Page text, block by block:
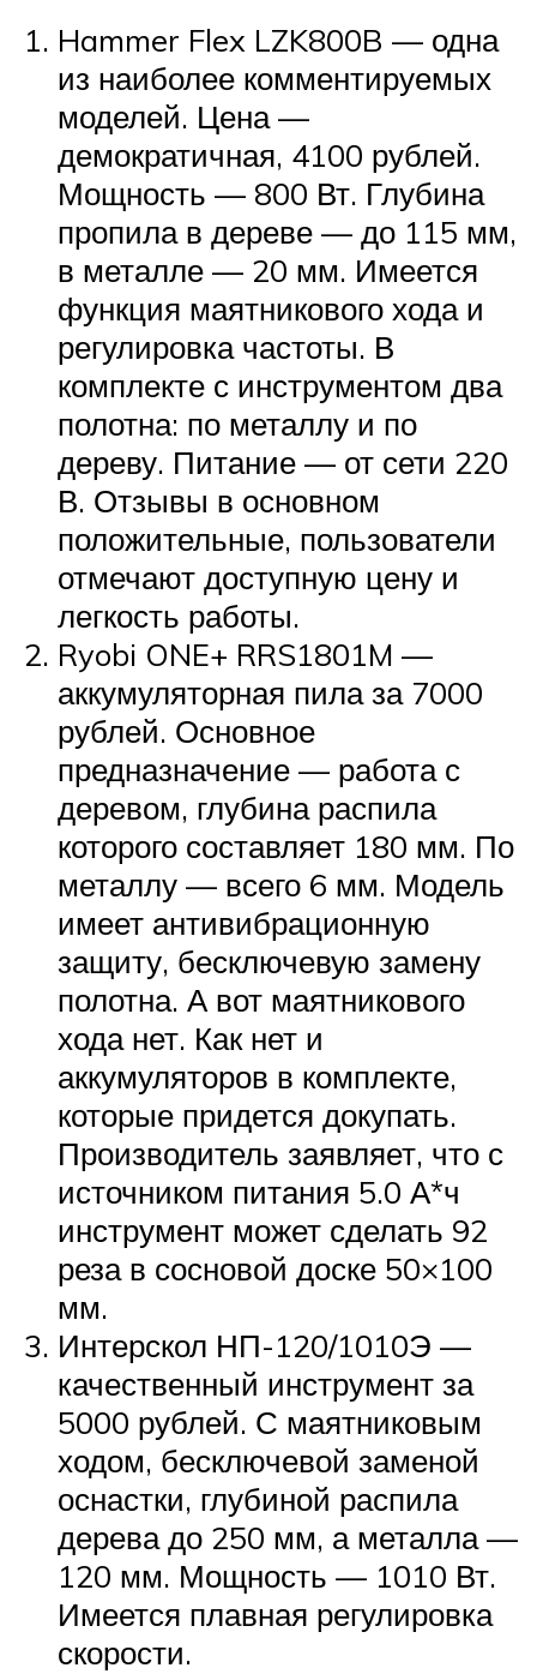
Hammer Flex LZK800B — одна
из наиболее комментируемых
моделей. Цена —
демократичная, 4100 рублей.
Мощность — 800 Вт. Глубина
пропила в дереве — до 115 мм,
в металле — 20 мм. Имеется
функция маятникового хода и
регулировка частоты. В
комплекте с инструментом два
полотна: по металлу и по
дереву. Питание — от сети 220
В. Отзывы в основном
положительные, пользователи
отмечают доступную цену и
легкость работы.
Ryobi ONE+ RRS1801M —
аккумуляторная пила за 7000
рублей. Основное
предназначение — работа с
деревом, глубина распила
которого составляет 180 мм. По
металлу — всего 6 мм. Модель
имеет антивибрационную
защиту, бесключевую замену
полотна. А вот маятникового
хода нет. Как нет и
аккумуляторов в комплекте,
которые придется докупать.
Производитель заявляет, что с
источником питания 5.0 А*ч
инструмент может сделать 92
реза в сосновой доске 50×100
мм.
Интерскол НП-120/1010Э —
качественный инструмент за
5000 рублей. С маятниковым
ходом, бесключевой заменой
оснастки, глубиной распила
дерева до 250 мм, а металла —
120 мм. Мощность — 1010 Вт.
Имеется плавная регулировка
скорости.